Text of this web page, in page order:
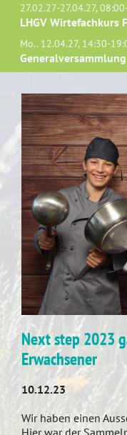
27.02.27-27.04.27,
LHGV Wirtefachkurs
Mo.. 12.04.27, 14:30-
Generalversammlung
Next step 2023
Erwachsener
10.12.23
Wir haben einen